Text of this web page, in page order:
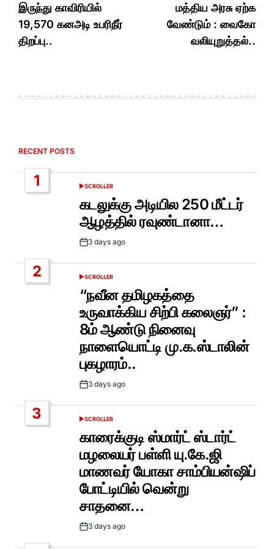
இருந்து காவிரியில்
19,570 கனஅடி உபரிநீர்
திறப்பு..
மத்திய அரசு ஏற்க
வேண்டும் : வைகோ
வலியுறுத்தல்..
RECENT POSTS
1
POSTED
SCROLLER
கடலுக்கு அடியில 250 மீட்டர்
ஆழத்தில் ரவுண்டானா…
Post3 days ago
2
POSTED
SCROLLER
“நவீன தமிழகத்தை
உருவாக்கிய சிற்பி கலைஞர்” :
8ம் ஆண்டு நினைவு
நாளையொட்டி மு.க.ஸ்டாலின்
புகழாரம்..
Post3 days ago
3
POSTED
SCROLLER
காரைக்குடி ஸ்மார்ட் ஸ்டார்ட்
மழலையர் பள்ளி யு.கே.ஜி
மாணவர் யோகா சாம்பியன்ஷிப்
போட்டியில் வென்று
சாதனை…
Post3 days ago